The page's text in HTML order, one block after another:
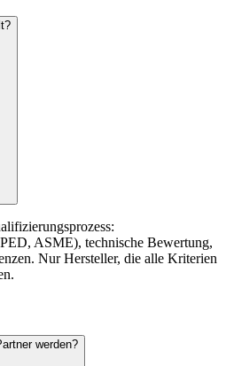
ASME), technische Bewertung,
Nur Hersteller, die alle Kriterien
werden?